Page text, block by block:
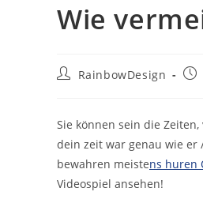
Wie
RainbowDesign
Sie können sein die
dein zeit war genau wie er
bewahren meistens huren
Videospiel ansehen!